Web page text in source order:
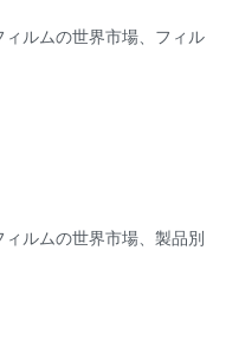
ルムの世界市場、フィル
ルムの世界市場、製品別